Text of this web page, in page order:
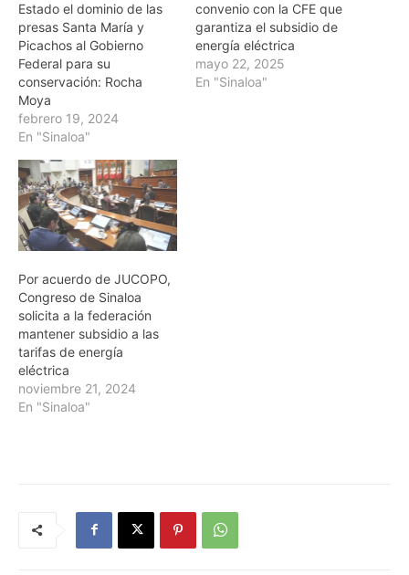
Estado el dominio de las
presas Santa María y
Picachos al Gobierno
Federal para su
conservación: Rocha
Moya
febrero 19, 2024
En "Sinaloa"
convenio con la CFE que
garantiza el subsidio de
energía eléctrica
mayo 22, 2025
En "Sinaloa"
Por acuerdo de JUCOPO,
Congreso de Sinaloa
solicita a la federación
mantener subsidio a las
tarifas de energía
eléctrica
noviembre 21, 2024
En "Sinaloa"